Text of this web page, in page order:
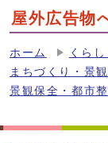
屋外広告物
ホーム
くら
まちづくり・景
景観保全・都市